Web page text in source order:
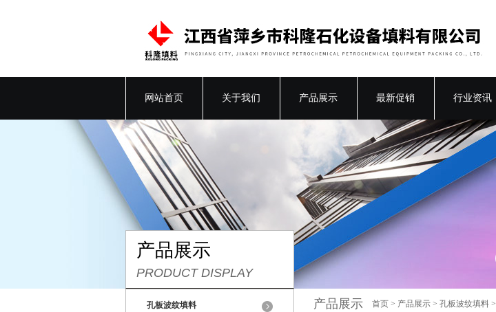
网站首页 关于我们 产品展示 最新促销 行业资讯
产品展示
PRODUCT DISPLAY
孔板波纹填料 产品展示 首页 > 产品展示 > 孔板波纹填料 >